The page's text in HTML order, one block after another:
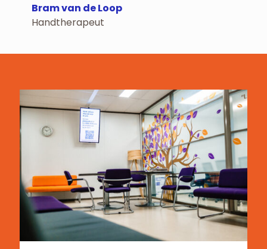
Bram van de Loop
Handtherapeut